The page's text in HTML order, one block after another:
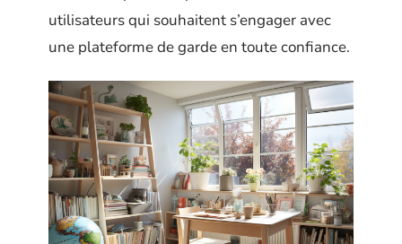
utilisateurs qui souhaitent s’engager avec
une plateforme de garde en toute confiance.